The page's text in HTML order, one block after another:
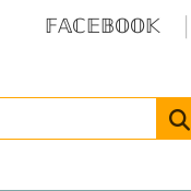
𝔽𝔸ℂ𝔼𝔹𝕆𝕆𝕂